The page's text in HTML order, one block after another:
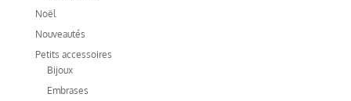
Noël
Nouveautés
Petits accessoires
Bijoux
Embrases